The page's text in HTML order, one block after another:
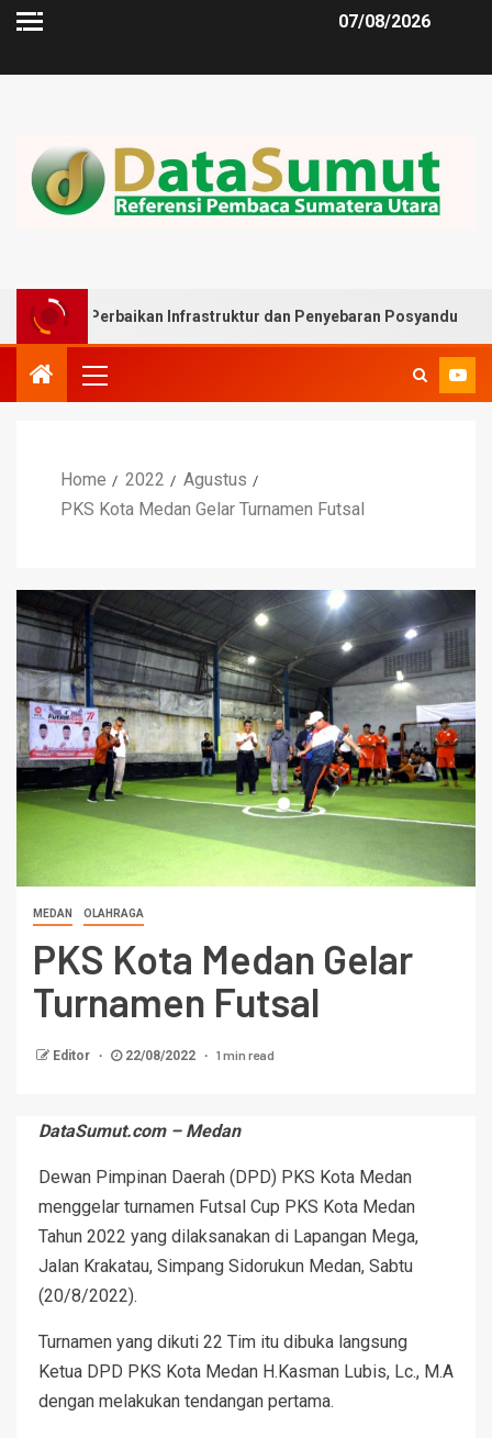
07/08/2026
Infrastruktur dan Penyebaran Posyandu
Home 2022
Agustus
PKS Kota Medan Gelar Turnamen Futsal
MEDAN OLAHRAGA
PKS Kota Medan Gelar
Turnamen Futsal
Editor 22/08/2022 1 min read
DataSumut.com – Medan
Dewan Pimpinan Daerah (DPD) PKS Kota Medan
menggelar turnamen Futsal Cup PKS Kota Medan
Tahun 2022 yang dilaksanakan di Lapangan Mega,
Jalan Krakatau, Simpang Sidorukun Medan, Sabtu
(20/8/2022).
Turnamen yang dikuti 22 Tim itu dibuka langsung
Ketua DPD PKS Kota Medan H.Kasman Lubis, Lc., M.A
dengan melakukan tendangan pertama.